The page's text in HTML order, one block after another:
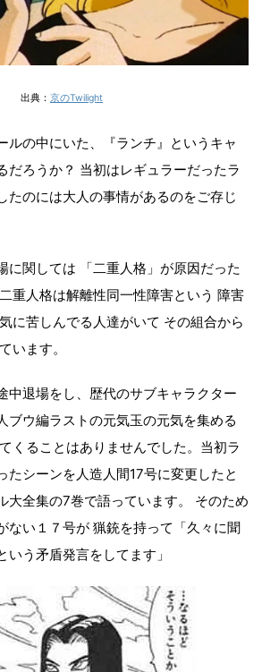
出典： 京のTwilight
ルの中にいた、『ランチ』というキャ
だろうか？ 当初はレギュラーだったラ
たのには大人の事情があるのをご存じ
に関しては 「二重人格」が原因だった
重人格は解離性同一性障害という 障害
に苦しんでる人達がいて その組合から
います。
中退場をし、歴代のサブキャラクター
ブウ編ラストの元気玉の元気を集める
くることはありませんでした。当初ラ
たシーンを人造人間17号に変更したと
大全集の7巻で語っています。 そのため
ない１７号が 猟銃を持って「久々に聞
いう矛盾発言をしてます」